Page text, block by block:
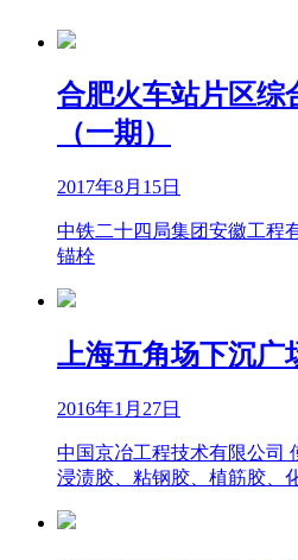
合肥火车站片区综
（一期）
2017年8月15日
中铁二十四局集团安徽工程
锚栓
上海五角场下沉广
2016年1月27日
中国京冶工程技术有限公司
浸渍胶、粘钢胶、植筋胶、